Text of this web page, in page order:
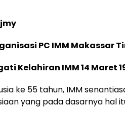
PC IMM Makassar
Kelahiran IMM 14 Maret
ke 55 tahun, IMM
yang pada dasarnya hal